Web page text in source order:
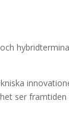
ser